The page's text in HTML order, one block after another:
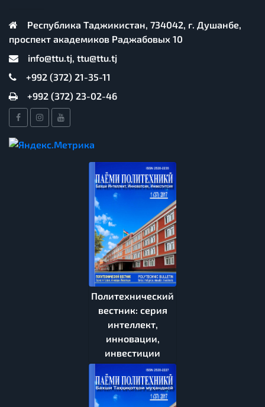
Республика Таджикистан, 734042, г. Душанбе,
проспект академиков Раджабовых 10
info@ttu.tj, ttu@ttu.tj
+992 (372) 21-35-11
+992 (372) 23-02-46
Политехнический
вестник: серия
интеллект,
инновации,
инвестиции